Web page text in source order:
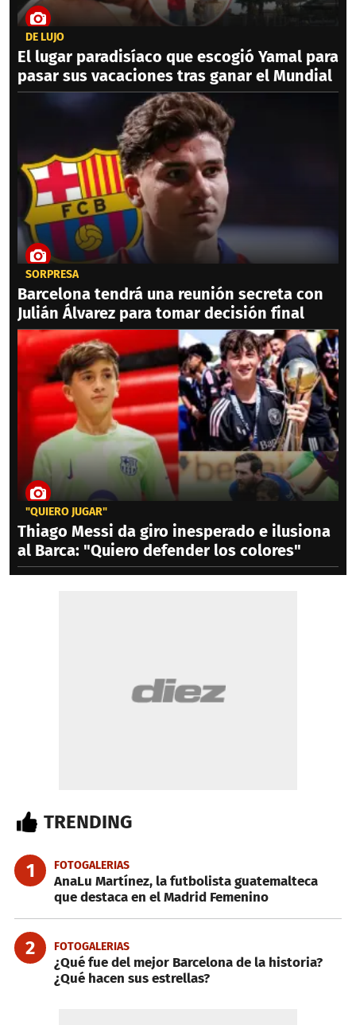
DE LUJO
El lugar paradisíaco que escogió Yamal para
pasar sus vacaciones tras ganar el Mundial
SORPRESA
Barcelona tendrá una reunión secreta con
Julián Álvarez para tomar decisión final
"QUIERO JUGAR"
Thiago Messi da giro inesperado e ilusiona
al Barca: "Quiero defender los colores"
TRENDING
1 FOTOGALERIAS
AnaLu Martínez, la futbolista guatemalteca
que destaca en el Madrid Femenino
2 FOTOGALERIAS
¿Qué fue del mejor Barcelona de la historia?
¿Qué hacen sus estrellas?